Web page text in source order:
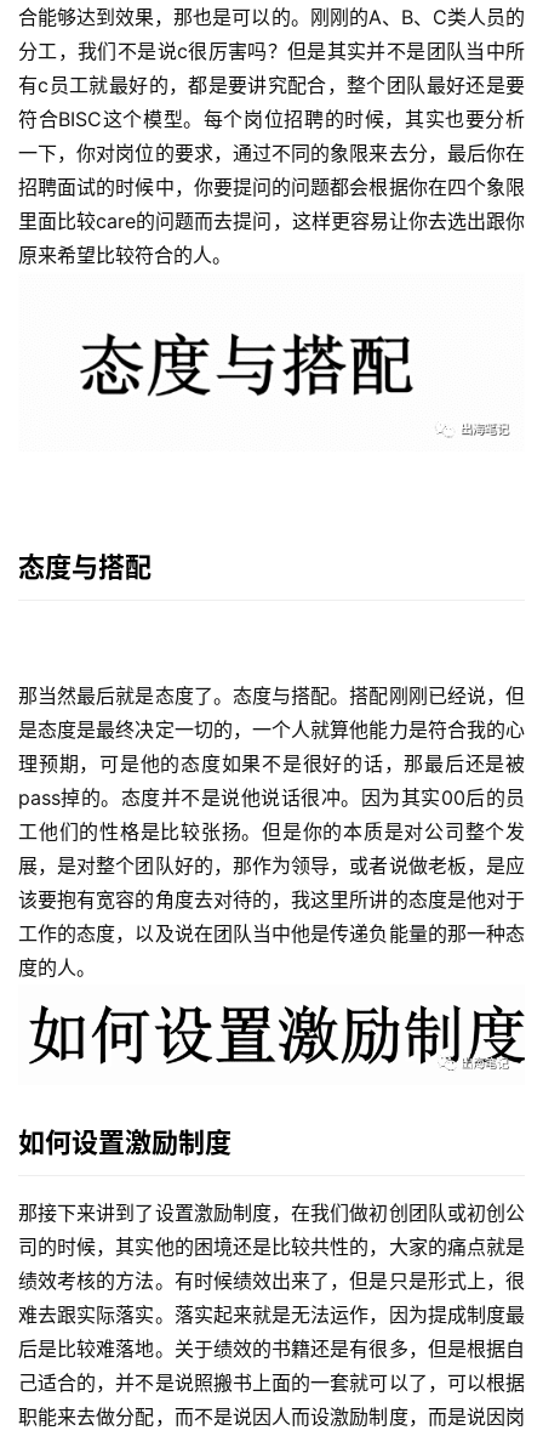
合能够达到效果，那也是可以的。刚刚的A、B、C类人员的
分工，我们不是说c很厉害吗？但是其实并不是团队当中所
有c员工就最好的，都是要讲究配合，整个团队最好还是要
符合BISC这个模型。每个岗位招聘的时候，其实也要分析
一下，你对岗位的要求，通过不同的象限来去分，最后你在
招聘面试的时候中，你要提问的问题都会根据你在四个象限
里面比较care的问题而去提问，这样更容易让你去选出跟你
原来希望比较符合的人。
态度与搭配
那当然最后就是态度了。态度与搭配。搭配刚刚已经说，但
是态度是最终决定一切的，一个人就算他能力是符合我的心
理预期，可是他的态度如果不是很好的话，那最后还是被
pass掉的。态度并不是说他说话很冲。因为其实00后的员
工他们的性格是比较张扬。但是你的本质是对公司整个发
展，是对整个团队好的，那作为领导，或者说做老板，是应
该要抱有宽容的角度去对待的，我这里所讲的态度是他对于
工作的态度，以及说在团队当中他是传递负能量的那一种态
度的人。
如何设置激励制度
那接下来讲到了设置激励制度，在我们做初创团队或初创公
司的时候，其实他的困境还是比较共性的，大家的痛点就是
绩效考核的方法。有时候绩效出来了，但是只是形式上，很
难去跟实际落实。落实起来就是无法运作，因为提成制度最
后是比较难落地。关于绩效的书籍还是有很多，但是根据自
己适合的，并不是说照搬书上面的一套就可以了，可以根据
职能来去做分配，而不是说因人而设激励制度，而是说因岗